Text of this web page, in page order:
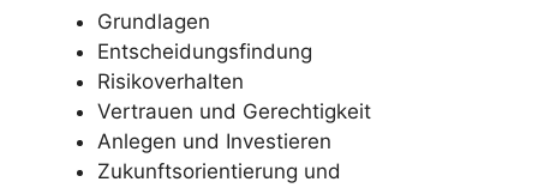
Grundlagen
Entscheidungsfindung
Risikoverhalten
Vertrauen und Gerechtigkeit
Anlegen und Investieren
Zukunftsorientierung und